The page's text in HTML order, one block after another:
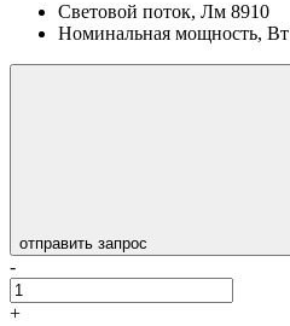
Световой поток, Лм 8910
Номинальная мощность, Вт
отправить запрос
-
+